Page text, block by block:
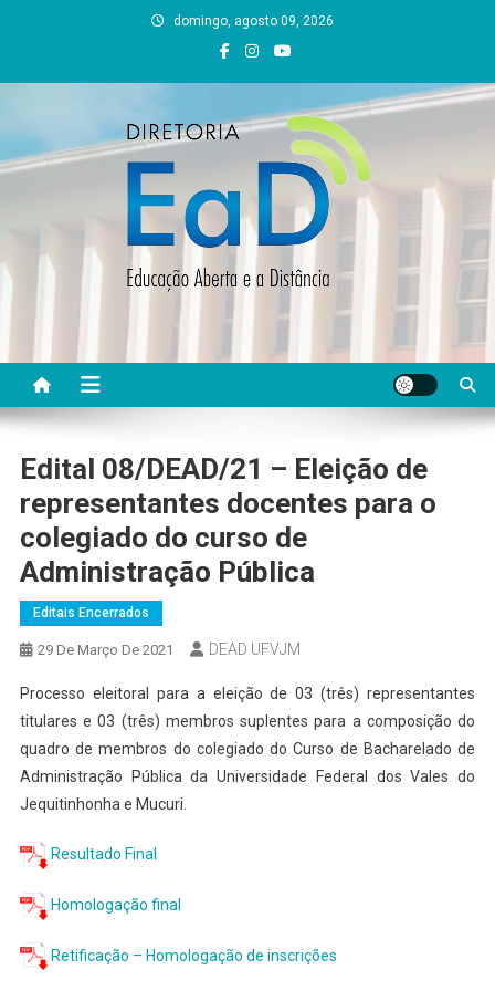
domingo, agosto 09, 2026
DEAD UFVJM
Edital 08/DEAD/21 – Eleição de
representantes docentes para o
colegiado do curso de
Administração Pública
Editais Encerrados
29 De Março De 2021 DEAD UFVJM
Processo eleitoral para a eleição de 03 (três) representantes
titulares e 03 (três) membros suplentes para a composição do
quadro de membros do colegiado do Curso de Bacharelado de
Administração Pública da Universidade Federal dos Vales do
Jequitinhonha e Mucuri.
Resultado Final
Homologação final
Retificação – Homologação de inscrições